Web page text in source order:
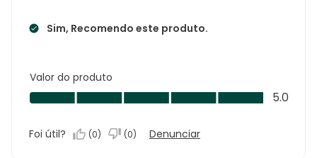
Sim, Recomendo este produto.
Valor do produto
Valor
do
5.0
5.0
Foi útil? (0) (0) Denunciar